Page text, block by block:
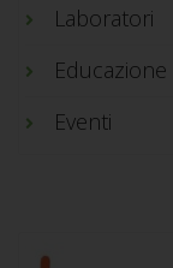
Laboratori
Educazione
Eventi